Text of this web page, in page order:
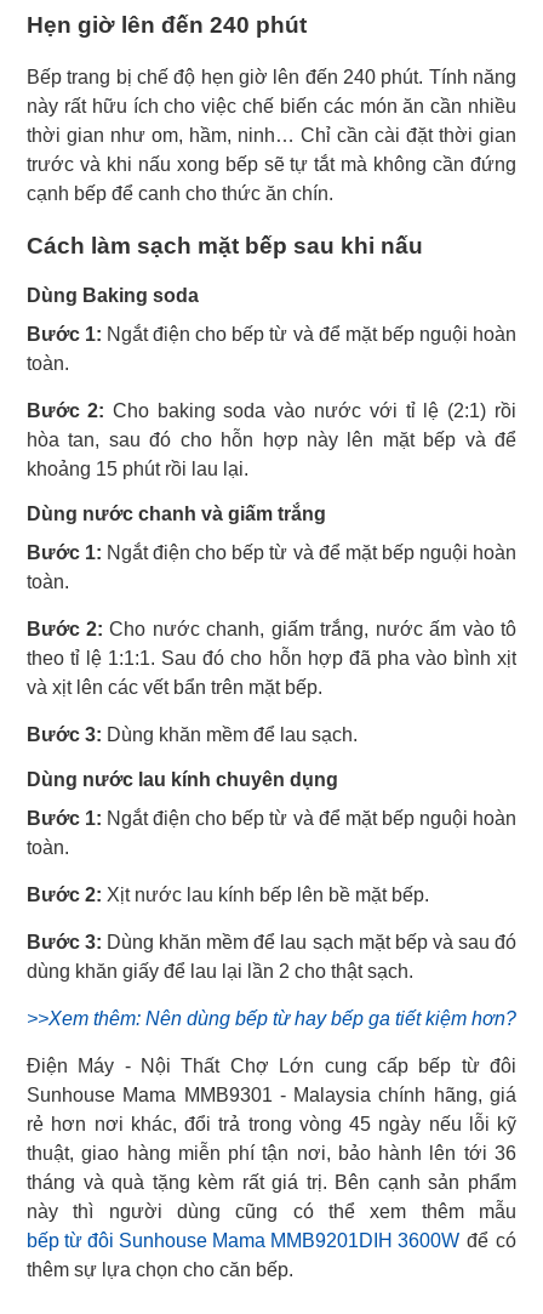
Hẹn giờ lên đến 240 phút
Bếp trang bị chế độ hẹn giờ lên đến 240 phút. Tính năng
này rất hữu ích cho việc chế biến các món ăn cần nhiều
thời gian như om, hầm, ninh… Chỉ cần cài đặt thời gian
trước và khi nấu xong bếp sẽ tự tắt mà không cần đứng
cạnh bếp để canh cho thức ăn chín.
Cách làm sạch mặt bếp sau khi nấu
Dùng Baking soda
Bước 1: Ngắt điện cho bếp từ và để mặt bếp nguội hoàn
toàn.
Bước 2: Cho baking soda vào nước với tỉ lệ (2:1) rồi
hòa tan, sau đó cho hỗn hợp này lên mặt bếp và để
khoảng 15 phút rồi lau lại.
Dùng nước chanh và giấm trắng
Bước 1: Ngắt điện cho bếp từ và để mặt bếp nguội hoàn
toàn.
Bước 2: Cho nước chanh, giấm trắng, nước ấm vào tô
theo tỉ lệ 1:1:1. Sau đó cho hỗn hợp đã pha vào bình xịt
và xịt lên các vết bẩn trên mặt bếp.
Bước 3: Dùng khăn mềm để lau sạch.
Dùng nước lau kính chuyên dụng
Bước 1: Ngắt điện cho bếp từ và để mặt bếp nguội hoàn
toàn.
Bước 2: Xịt nước lau kính bếp lên bề mặt bếp.
Bước 3: Dùng khăn mềm để lau sạch mặt bếp và sau đó
dùng khăn giấy để lau lại lần 2 cho thật sạch.
>>Xem thêm: Nên dùng bếp từ hay bếp ga tiết kiệm hơn?
Điện Máy - Nội Thất Chợ Lớn cung cấp bếp từ đôi
Sunhouse Mama MMB9301 - Malaysia chính hãng, giá
rẻ hơn nơi khác, đổi trả trong vòng 45 ngày nếu lỗi kỹ
thuật, giao hàng miễn phí tận nơi, bảo hành lên tới 36
tháng và quà tặng kèm rất giá trị. Bên cạnh sản phẩm
bếp từ đôi Sunhouse Mama MMB9201DIH 3600W để có
thêm sự lựa chọn cho căn bếp.